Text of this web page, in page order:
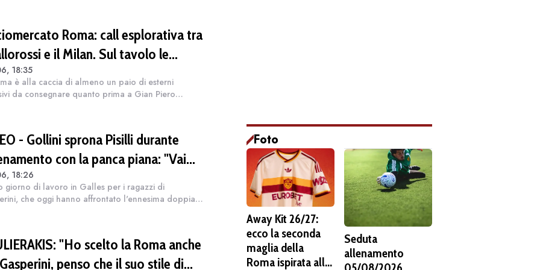
Roma: call esplorativa tra
e il Milan. Sul tavolo le
di Leao e Soulé
18:35
è alla caccia di almeno un paio di esterni
da consegnare quanto prima a Gian Piero
- Gollini sprona Pisilli durante
con la panca piana: "Vai
Forza!"
18:26
giorno di lavoro in Galles per i ragazzi di
che oggi hanno affrontato l'ennesima doppia
"Ho scelto la Roma anche
penso che il suo stile di
Foto
Away Kit 26/27:
ecco la seconda
maglia della
Roma ispirata alla
Seduta
allenamento